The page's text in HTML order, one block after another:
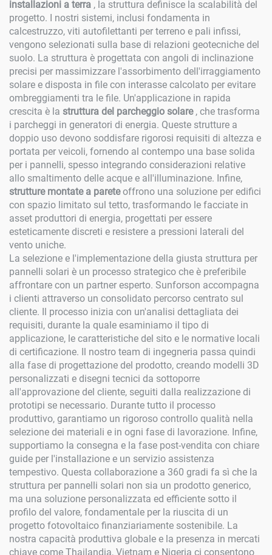
installazioni a terra , la struttura definisce la scalabilità del
progetto. I nostri sistemi, inclusi fondamenta in
calcestruzzo, viti autofilettanti per terreno e pali infissi,
vengono selezionati sulla base di relazioni geotecniche del
suolo. La struttura è progettata con angoli di inclinazione
precisi per massimizzare l'assorbimento dell'irraggiamento
solare e disposta in file con interasse calcolato per evitare
ombreggiamenti tra le file. Un'applicazione in rapida
crescita è la struttura del parcheggio solare , che trasforma
i parcheggi in generatori di energia. Queste strutture a
doppio uso devono soddisfare rigorosi requisiti di altezza e
portata per veicoli, fornendo al contempo una base solida
per i pannelli, spesso integrando considerazioni relative
allo smaltimento delle acque e all'illuminazione. Infine,
strutture montate a pareteoffrono una soluzione per edifici
con spazio limitato sul tetto, trasformando le facciate in
asset produttori di energia, progettati per essere
esteticamente discreti e resistere a pressioni laterali del
vento uniche.
La selezione e l'implementazione della giusta struttura per
pannelli solari è un processo strategico che è preferibile
affrontare con un partner esperto. Sunforson accompagna
i clienti attraverso un consolidato percorso centrato sul
cliente. Il processo inizia con un'analisi dettagliata dei
requisiti, durante la quale esaminiamo il tipo di
applicazione, le caratteristiche del sito e le normative locali
di certificazione. Il nostro team di ingegneria passa quindi
alla fase di progettazione del prodotto, creando modelli 3D
personalizzati e disegni tecnici da sottoporre
all'approvazione del cliente, seguiti dalla realizzazione di
prototipi se necessario. Durante tutto il processo
produttivo, garantiamo un rigoroso controllo qualità nella
selezione dei materiali e in ogni fase di lavorazione. Infine,
supportiamo la consegna e la fase post-vendita con chiare
guide per l'installazione e un servizio assistenza
tempestivo. Questa collaborazione a 360 gradi fa sì che la
struttura per pannelli solari non sia un prodotto generico,
ma una soluzione personalizzata ed efficiente sotto il
profilo del valore, fondamentale per la riuscita di un
progetto fotovoltaico finanziariamente sostenibile. La
nostra capacità produttiva globale e la presenza in mercati
chiave come Thailandia, Vietnam e Nigeria ci consentono